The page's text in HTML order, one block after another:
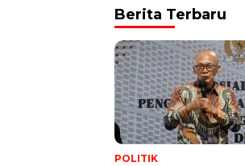
Berita Terbaru
POLITIK